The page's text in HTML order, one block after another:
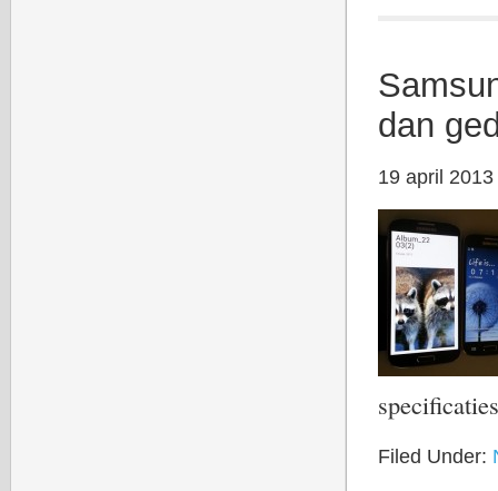
dan
19 april 2013
Filed Under: